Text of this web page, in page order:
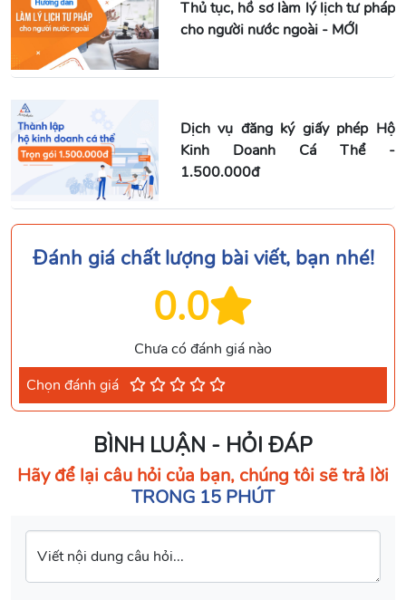
Thủ tục, hồ sơ làm lý lịch tư pháp
cho người nước ngoài - MỚI
Dịch vụ đăng ký giấy phép Hộ
Kinh Doanh Cá Thể -
1.500.000đ
Đánh giá chất lượng bài viết, bạn nhé!
0.0
Chưa có đánh giá nào
Chọn đánh giá
BÌNH LUẬN - HỎI ĐÁP
Hãy để lại câu hỏi của bạn, chúng tôi sẽ trả lời
TRONG 15 PHÚT
Viết nội dung câu hỏi...